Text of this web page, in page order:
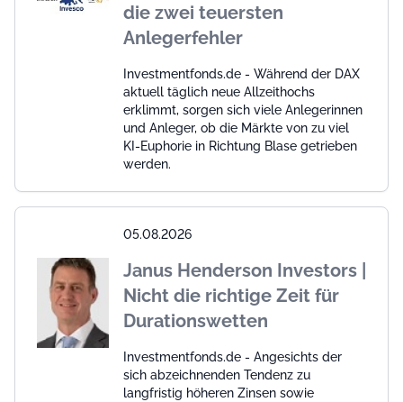
die zwei teuersten
Anlegerfehler
Investmentfonds.de - Während der DAX
aktuell täglich neue Allzeithochs
erklimmt, sorgen sich viele Anlegerinnen
und Anleger, ob die Märkte von zu viel
KI-Euphorie in Richtung Blase getrieben
werden.
05.08.2026
Janus Henderson Investors |
Nicht die richtige Zeit für
Durationswetten
Investmentfonds.de - Angesichts der
sich abzeichnenden Tendenz zu
langfristig höheren Zinsen sowie